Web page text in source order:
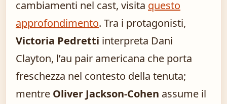
cambiamenti nel cast, visita questo
approfondimento. Tra i protagonisti,
Victoria Pedretti interpreta Dani
Clayton, l’au pair americana che porta
freschezza nel contesto della tenuta;
mentre Oliver Jackson-Cohen assume il